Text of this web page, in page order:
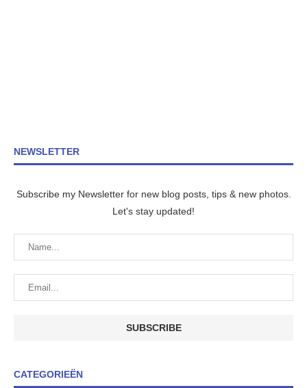
NEWSLETTER
Subscribe my Newsletter for new blog posts, tips & new photos.
Let's stay updated!
CATEGORIEËN